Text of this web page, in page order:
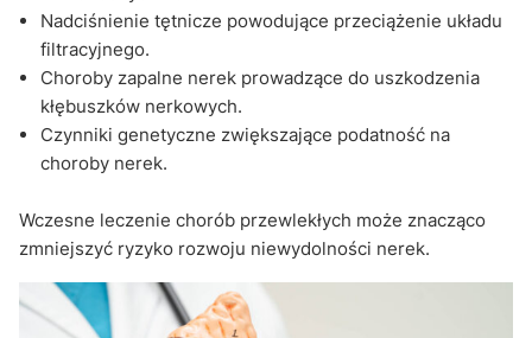
Nadciśnienie tętnicze powodujące przeciążenie układu
filtracyjnego.
Choroby zapalne nerek prowadzące do uszkodzenia
kłębuszków nerkowych.
Czynniki genetyczne zwiększające podatność na
choroby nerek.
Wczesne leczenie chorób przewlekłych może znacząco
zmniejszyć ryzyko rozwoju niewydolności nerek.